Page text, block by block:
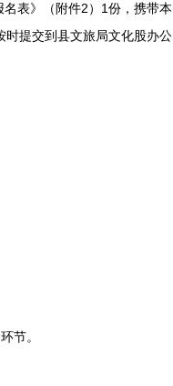
表》（附件2）1份，携带本
时提交到县文旅局文化股办公
节。